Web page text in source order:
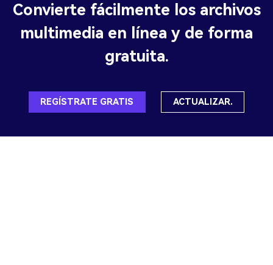
Convierte fácilmente los archivos
multimedia en línea y de forma
gratuita.
REGÍSTRATE GRATIS ACTUALIZAR.